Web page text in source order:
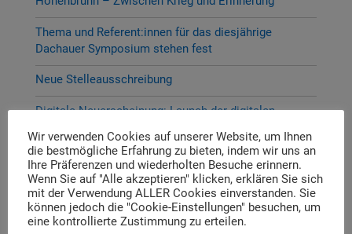
Thema und Referent:innen für das diesjährige
Dachauer Symposium stehen fest
Neue Stelleausschreibung
Digitale Neuerscheinung: Launch der digitalen
Call for Applications: Dachau Autumn School 2026 –
Erinnern. Forschen. Vermitteln.
Wir verwenden Cookies auf unserer Website, um Ihnen
die bestmögliche Erfahrung zu bieten, indem wir uns an
Ihre Präferenzen und wiederholten Besuche erinnern.
Wenn Sie auf "Alle akzeptieren" klicken, erklären Sie sich
mit der Verwendung ALLER Cookies einverstanden. Sie
können jedoch die "Cookie-Einstellungen" besuchen, um
eine kontrollierte Zustimmung zu erteilen.